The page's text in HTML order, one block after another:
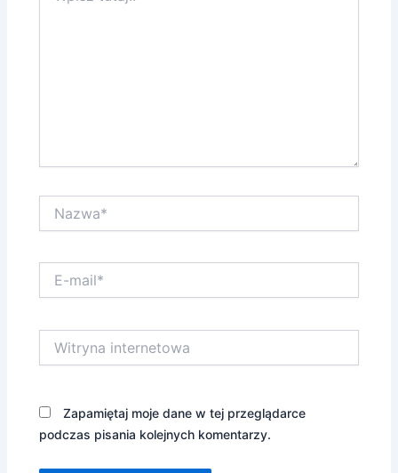
mail*
internetowa
Zapamiętaj moje dane w tej przeglądarce
podczas pisania kolejnych komentarzy.